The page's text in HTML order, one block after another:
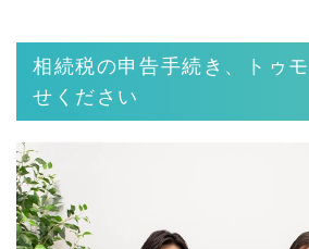
相続税の申告手続き、トゥ
せください